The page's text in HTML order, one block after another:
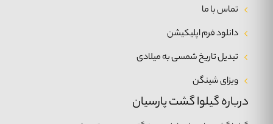
درباره گیلوا گشت پارسیان
تماس با ما
دانلود فرم اپلیکیشن
تبدیل تاریخ شمسی به میلادی
ویزای شینگن